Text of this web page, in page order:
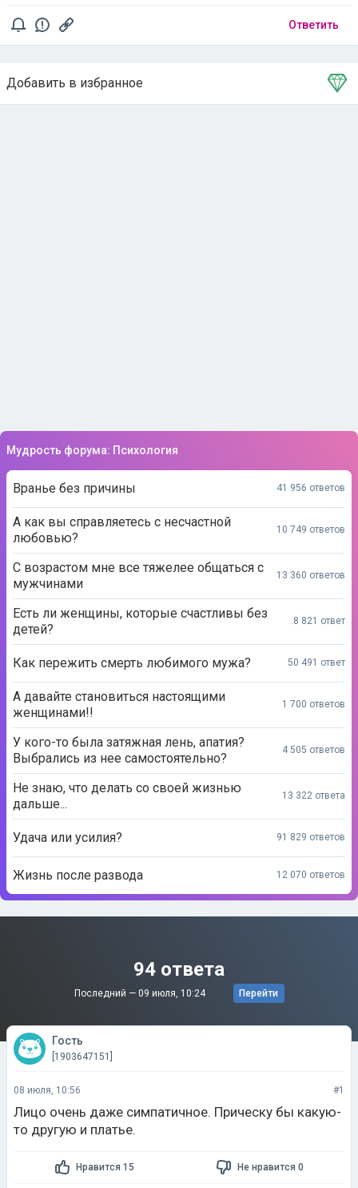
Ответить
Добавить в избранное
Тема в избранном
Мудрость форума: Психология
Вранье без причины 41 956 ответов
А как вы справляетесь с несчастной
любовью?
10 749 ответов
С возрастом мне все тяжелее общаться с
мужчинами
13 360 ответов
Есть ли женщины, которые счастливы без
детей?
8 821 ответ
Как пережить смерть любимого мужа? 50 491 ответ
А давайте становиться настоящими
женщинами!!
1 700 ответов
У кого-то была затяжная лень, апатия?
Выбрались из нее самостоятельно?
4 505 ответов
Не знаю, что делать со своей жизнью
дальше...
13 322 ответа
Удача или усилия? 91 829 ответов
Жизнь после развода 12 070 ответов
94 ответа
Последний — 09 июля, 10:24 Перейти
Гость
[1903647151]
08 июля, 10:56 #1
Лицо очень даже симпатичное. Прическу бы какую-
то другую и платье.
Нравится 15 Не нравится 0